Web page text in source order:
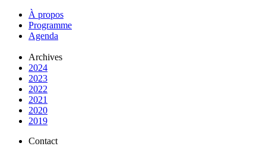
À propos
Programme
Agenda
Archives
2024
2023
2022
2021
2020
2019
Contact